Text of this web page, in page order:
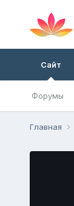
Сайт
Форумы
Главная